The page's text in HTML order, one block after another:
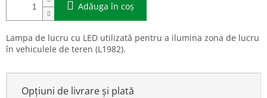
Adăuga în coş
Lampa de lucru cu LED utilizată pentru a ilumina zona de lucru
în vehiculele de teren (L1982).
Opțiuni de livrare și plată